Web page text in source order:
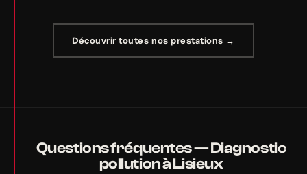
Découvrir toutes nos prestations →
Questions fréquentes — Diagnostic
pollution à Lisieux